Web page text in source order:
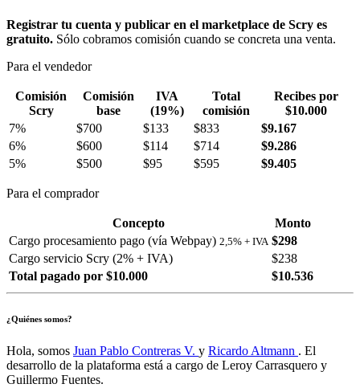
Registrar tu cuenta y publicar en el marketplace de Scry es
gratuito. Sólo cobramos comisión cuando se concreta una venta.
Para el vendedor
Comisión
Scry
Comisión
base
IVA
(19%)
Total
comisión
Recibes por
$10.000
7%
$700 $133 $833
$9.167
6%
$600 $114 $714
$9.286
5%
$500 $95 $595 $9.405
Para el comprador
Concepto
Monto
Cargo procesamiento pago (vía Webpay) 2,5% + IVA $298
Cargo servicio Scry (2% + IVA)
$238
Total pagado por $10.000
$10.536
¿Quiénes somos?
Hola, somos Juan Pablo Contreras V. y Ricardo Altmann . El
desarrollo de la plataforma está a cargo de Leroy Carrasquero y
Guillermo Fuentes.